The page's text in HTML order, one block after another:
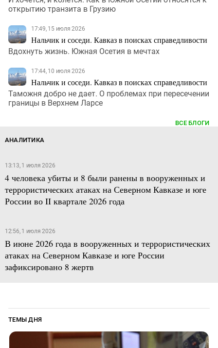
открытию транзита в Грузию
17:49, 15 июля 2026
Нальчик и соседи. Кавказ в поисках справедливости
Вдохнуть жизнь. Южная Осетия в мечтах
17:44, 10 июля 2026
Нальчик и соседи. Кавказ в поисках справедливости
Таможня добро не дает. О проблемах при пересечении
границы в Верхнем Ларсе
ВСЕ БЛОГИ
АНАЛИТИКА
13:13, 1 июля 2026
4 человека убиты и 8 были ранены в вооруженных и
террористических атаках на Северном Кавказе и юге
России во II квартале 2026 года
12:56, 1 июля 2026
В июне 2026 года в вооруженных и террористических
атаках на Северном Кавказе и юге России
зафиксировано 8 жертв
ТЕМЫ ДНЯ